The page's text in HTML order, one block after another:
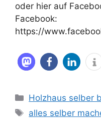
oder hier auf
Facebook:
https://
Kategorien
Holzhaus selber
Schlagwörter
alles selber